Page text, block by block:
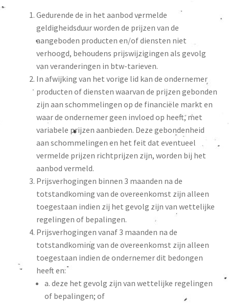
Gedurende de in het aanbod vermelde
geldigheidsduur worden de prijzen van de
aangeboden producten en/of diensten niet
verhoogd, behoudens prijswijzigingen als gevolg
van veranderingen in btw-tarieven.
In afwijking van het vorige lid kan de ondernemer
producten of diensten waarvan de prijzen gebonden
zijn aan schommelingen op de financiële markt en
waar de ondernemer geen invloed op heeft, met
variabele prijzen aanbieden. Deze gebondenheid
aan schommelingen en het feit dat eventueel
vermelde prijzen richtprijzen zijn, worden bij het
aanbod vermeld.
Prijsverhogingen binnen 3 maanden na de
totstandkoming van de overeenkomst zijn alleen
toegestaan indien zij het gevolg zijn van wettelijke
regelingen of bepalingen.
Prijsverhogingen vanaf 3 maanden na de
totstandkoming van de overeenkomst zijn alleen
toegestaan indien de ondernemer dit bedongen
heeft en:
a. deze het gevolg zijn van wettelijke regelingen
of bepalingen; of